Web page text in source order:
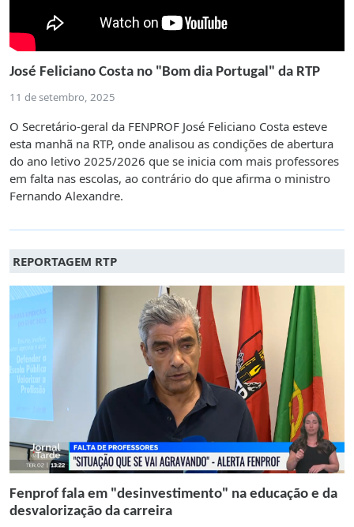
José Feliciano Costa no "Bom dia Portugal" da RTP
11 de setembro, 2025
O Secretário-geral da FENPROF José Feliciano Costa esteve
esta manhã na RTP, onde analisou as condições de abertura
do ano letivo 2025/2026 que se inicia com mais professores
em falta nas escolas, ao contrário do que afirma o ministro
Fernando Alexandre.
REPORTAGEM RTP
Fenprof fala em "desinvestimento" na educação e da
desvalorização da carreira